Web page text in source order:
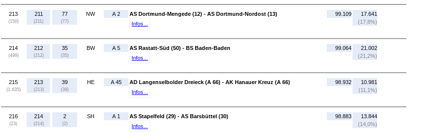
213
(150)
211
(211)
77
(77)
NW A 2
AS Dortmund-Mengede (12) - AS Dortmund-Nordost (13)
Infos...
99.109
17.641
(17,8%)
214
(499)
212
(212)
35
(35)
BW A 5
AS Rastatt-Süd (50) - BS Baden-Baden
Infos...
99.064
21.002
(21,2%)
215
(1.635)
213
(213)
39
(39)
HE A 45
AD Langenselbolder Dreieck (A 66) - AK Hanauer Kreuz (A 66)
Infos...
98.932
10.981
(11,1%)
216
(23)
214
(214)
2
(2)
SH A 1
AS Stapelfeld (29) - AS Barsbüttel (30)
Infos...
98.883
13.844
(14,0%)